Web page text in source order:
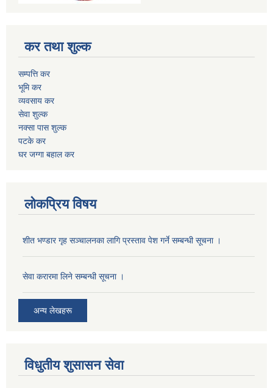
कर तथा शुल्क
सम्पत्ति कर
भूमि कर
व्यवसाय कर
सेवा शुल्क
नक्सा पास शुल्क
पटके कर
घर जग्गा बहाल कर
लोकप्रिय विषय
शीत भण्डार गृह सञ्चालनका लागि प्रस्ताव पेश गर्ने सम्बन्धी सूचना ।
सेवा करारमा लिने सम्बन्धी सूचना ।
अन्य लेखहरू
विधुतीय शुसासन सेवा